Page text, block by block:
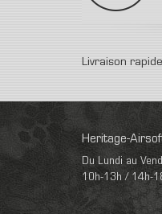
Livraison rapide
Heritage-
Du Lundi au
10h-13h / 14h-